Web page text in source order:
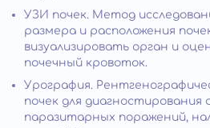
УЗИ почек. Метод
размера и расположения
визуализировать орган и
почечный кровоток.
Урография.
почек для диагностирования
паразитарных поражений,